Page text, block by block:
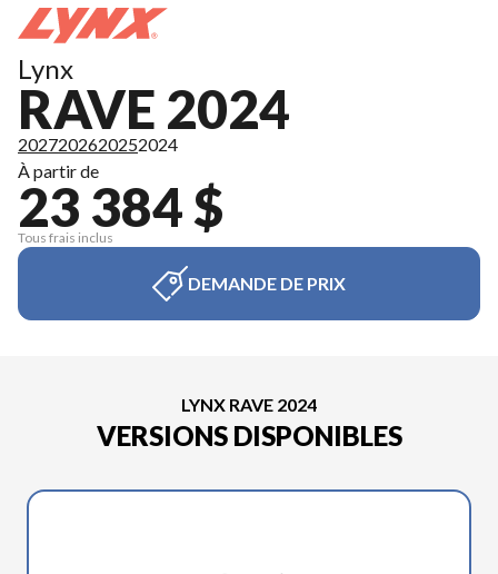
Lynx
RAVE 2024
2027202620252024
À partir de
23 384 $
Tous frais inclus
DEMANDE DE PRIX
LYNX RAVE 2024
VERSIONS DISPONIBLES